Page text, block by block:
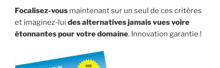
Focalisez-vous maintenant sur un seul de ces critères
et imaginez-lui des alternatives jamais vues voire
étonnantes pour votre domaine. Innovation garantie !